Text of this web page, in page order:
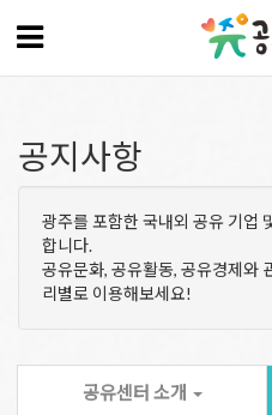
공지사항
광주를 포함한 국내외 공유 기업
합니다.
공유문화, 공유활동, 공유경제와
리별로 이용해보세요!
공유센터 소개